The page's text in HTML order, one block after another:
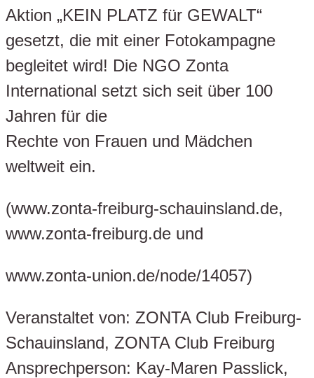
Aktion „KEIN PLATZ für GEWALT“
gesetzt, die mit einer Fotokampagne
begleitet wird! Die NGO Zonta
International setzt sich seit über 100
Jahren für die
Rechte von Frauen und Mädchen
weltweit ein.
(www.zonta-freiburg-schauinsland.de,
www.zonta-freiburg.de und
www.zonta-union.de/node/14057)
Veranstaltet von: ZONTA Club Freiburg-
Schauinsland, ZONTA Club Freiburg
Ansprechperson: Kay-Maren Passlick,